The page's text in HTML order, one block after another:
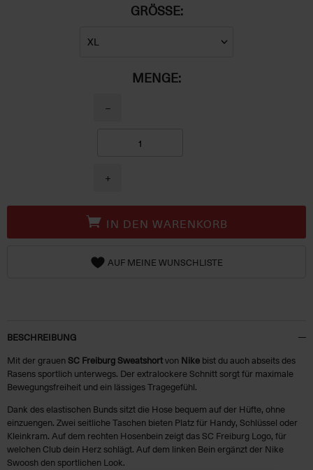
GRÖSSE:
MENGE:
−
+
IN DEN WARENKORB
AUF MEINE WUNSCHLISTE
BESCHREIBUNG
Mit der grauen SC Freiburg Sweatshortvon Nike bist du auch abseits des
Rasens sportlich unterwegs. Der extralockere Schnitt sorgt für maximale
Bewegungsfreiheit und ein lässiges Tragegefühl.
Dank des elastischen Bunds sitzt die Hose bequem auf der Hüfte, ohne
einzuengen. Zwei seitliche Taschen bieten Platz für Handy, Schlüssel oder
Kleinkram. Auf dem rechten Hosenbein zeigt das SC Freiburg Logo, für
welchen Club dein Herz schlägt. Auf dem linken Bein ergänzt der Nike
Swoosh den sportlichen Look.